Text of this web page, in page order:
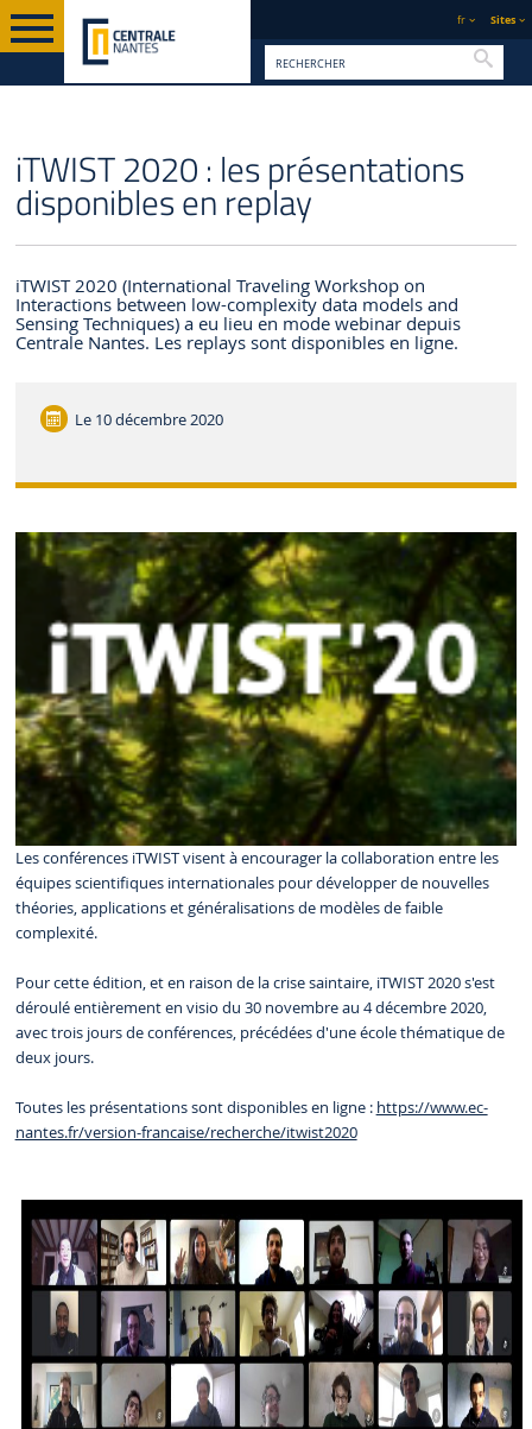
fr Sites
iTWIST 2020 : les présentations
disponibles en replay
iTWIST 2020 (International Traveling Workshop on
Interactions between low-complexity data models and
Sensing Techniques) a eu lieu en mode webinar depuis
Centrale Nantes. Les replays sont disponibles en ligne.
Le 10 décembre 2020
Les conférences iTWIST visent à encourager la collaboration entre les
équipes scientifiques internationales pour développer de nouvelles
théories, applications et généralisations de modèles de faible
complexité.
Pour cette édition, et en raison de la crise saintaire, iTWIST 2020 s'est
déroulé entièrement en visio du 30 novembre au 4 décembre 2020,
avec trois jours de conférences, précédées d'une école thématique de
deux jours.
Toutes les présentations sont disponibles en ligne : https://www.ec-
nantes.fr/version-francaise/recherche/itwist2020